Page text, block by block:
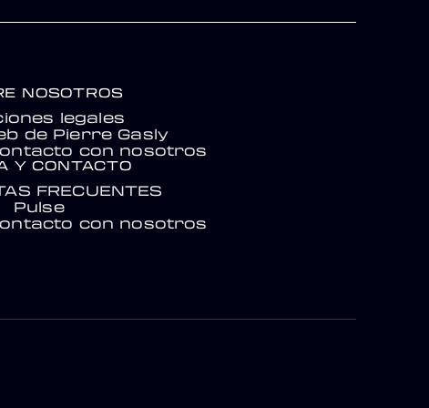
NOSOTROS
legales
de Pierre Gasly
con nosotros
Y CONTACTO
FRECUENTES
Pulse
con nosotros